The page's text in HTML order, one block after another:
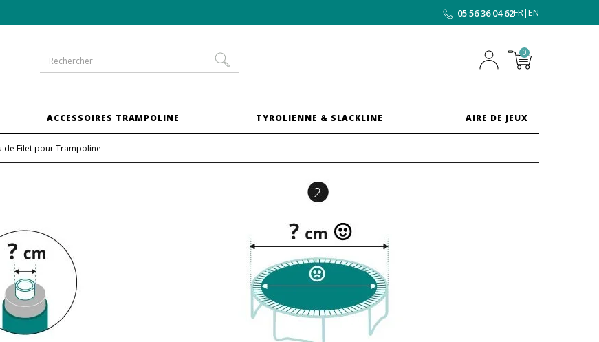
05 56 36 04 62FR|EN
0
ACCESSOIRES TRAMPOLINE TYROLIENNE & SLACKLINE AIRE DE JEUX
de Filet pour Trampoline